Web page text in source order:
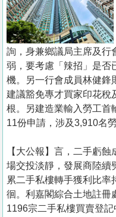
置
業
手
冊
關
於
我
們
詢，身兼鄉議局主席及行
弱，要考慮「辣招」是否
機。另一行會成員林健鋒
建議豁免專才買家印花稅
根。另建造業輸入勞工首
11份申請，涉及3,910名
【大公報】言， 二手虧
場交投淡靜，發展商陸續
累二手私樓轉手獲利比率
徊。利嘉閣綜合土地註冊
1196宗二手私樓買賣登